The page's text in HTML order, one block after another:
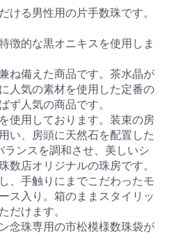
ける男性用の片手数珠です。
徴的な黒オニキスを使用しま
ね備えた商品です。茶水晶が
人気の素材を使用した定番の
ず人気の商品です。
使用しております。装束の房
い、房頭に天然石を配置した
ンスを調和させ、美しいシ
数店オリジナルの珠房です。
、手触りにまでこだわったモ
ス入り。箱のままスタイリッ
だけます。
念珠専用の市松模様数珠袋が